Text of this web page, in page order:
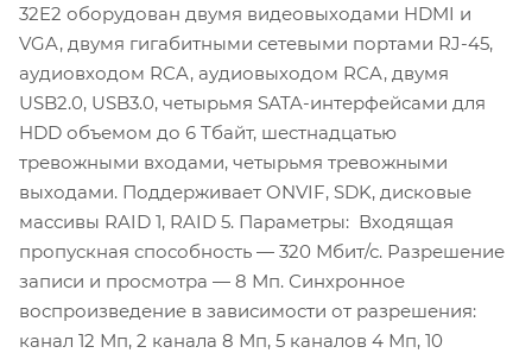
32E2 оборудован двумя видеовыходами HDMI и
VGA, двумя гигабитными сетевыми портами RJ-45,
аудиовходом RCA, аудиовыходом RCA, двумя
USB2.0, USB3.0, четырьмя SATA-интерфейсами для
HDD объемом до 6 Тбайт, шестнадцатью
тревожными входами, четырьмя тревожными
выходами. Поддерживает ONVIF, SDK, дисковые
массивы RAID 1, RAID 5. Параметры: Входящая
пропускная способность — 320 Мбит/с. Разрешение
записи и просмотра — 8 Мп. Синхронное
воспроизведение в зависимости от разрешения:
канал 12 Мп, 2 канала 8 Мп, 5 каналов 4 Мп, 10